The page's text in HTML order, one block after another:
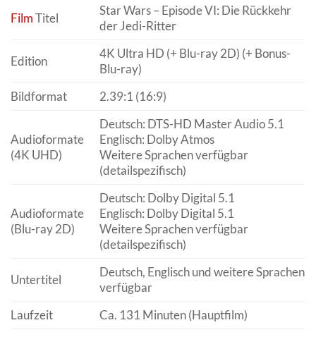
FilmTitel
Star Wars – Episode VI: Die Rückkehr
der Jedi-Ritter
Edition
4K Ultra HD (+ Blu-ray 2D) (+ Bonus-
Blu-ray)
Bildformat
2.39:1 (16:9)
Audioformate
(4K UHD)
Deutsch: DTS-HD Master Audio 5.1
Englisch: Dolby Atmos
Weitere Sprachen verfügbar
(detailspezifisch)
Audioformate
(Blu-ray 2D)
Deutsch: Dolby Digital 5.1
Englisch: Dolby Digital 5.1
Weitere Sprachen verfügbar
(detailspezifisch)
Untertitel
Deutsch, Englisch und weitere Sprachen
verfügbar
Laufzeit
Ca. 131 Minuten (Hauptfilm)